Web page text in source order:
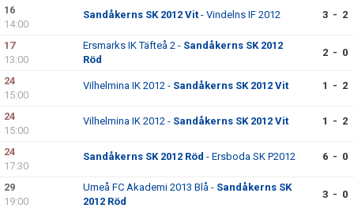
16
14:00
Sandåkerns SK 2012 Vit - Vindelns IF 2012 3 - 2
17
13:00
Ersmarks IK Täfteå 2 - Sandåkerns SK 2012
Röd
2 - 0
24
15:00
Vilhelmina IK 2012 - Sandåkerns SK 2012 Vit 1 - 2
24
15:00
Vilhelmina IK 2012 - Sandåkerns SK 2012 Vit 1 - 2
24
17:30
Sandåkerns SK 2012 Röd - Ersboda SK P2012 6 - 0
29
19:00
Umeå FC Akademi 2013 Blå - Sandåkerns SK
2012 Röd
3 - 0